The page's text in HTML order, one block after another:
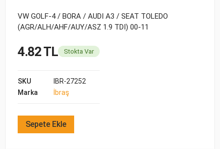
VW GOLF-4 / BORA / AUDI A3 / SEAT TOLEDO
(AGR/ALH/AHF/AUY/ASZ 1.9 TDI) 00-11
4.82 TL Stokta Var
SKU
IBR-27252
Marka
İbraş
Sepete Ekle